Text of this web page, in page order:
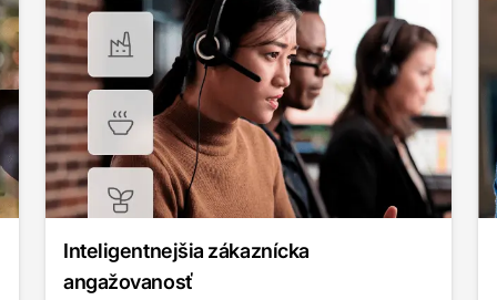
Bezproblémová integrácia
Pridajte AI live chat pre webovú stránku za minúty